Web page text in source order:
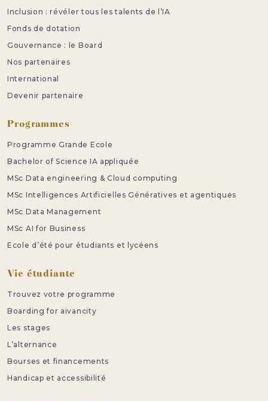
Inclusion : révéler tous les talents de l’IA
Fonds de dotation
Gouvernance : le Board
Nos partenaires
International
Devenir partenaire
Programmes
Programme Grande Ecole
Bachelor of Science IA appliquée
MSc Data engineering & Cloud computing
MSc Intelligences Artificielles Génératives et agentiques
MSc Data Management
MSc AI for Business
Ecole d’été pour étudiants et lycéens
Vie étudiante
Trouvez votre programme
Boarding for aivancity
Les stages
L’alternance
Bourses et financements
Handicap et accessibilité